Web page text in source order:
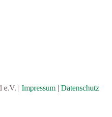
e.V. | Impressum | Datenschutz